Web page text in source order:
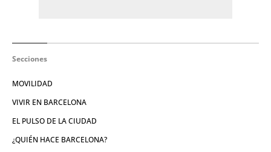
Secciones
MOVILIDAD
VIVIR EN BARCELONA
EL PULSO DE LA CIUDAD
¿QUIÉN HACE BARCELONA?